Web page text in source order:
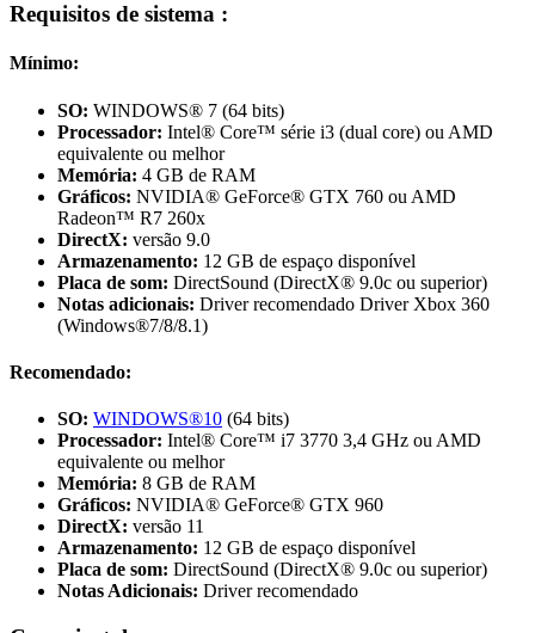
Requisitos de sistema :
Mínimo:
SO: WINDOWS® 7 (64 bits)
Processador: Intel® Core™ série i3 (dual core) ou AMD
equivalente ou melhor
Memória: 4 GB de RAM
Gráficos: NVIDIA® GeForce® GTX 760 ou AMD
Radeon™ R7 260x
DirectX: versão 9.0
Armazenamento: 12 GB de espaço disponível
Placa de som: DirectSound (DirectX® 9.0c ou superior)
Notas adicionais: Driver recomendado Driver Xbox 360
(Windows®7/8/8.1)
Recomendado:
SO: WINDOWS®10 (64 bits)
Processador: Intel® Core™ i7 3770 3,4 GHz ou AMD
equivalente ou melhor
Memória: 8 GB de RAM
Gráficos: NVIDIA® GeForce® GTX 960
DirectX: versão 11
Armazenamento: 12 GB de espaço disponível
Placa de som: DirectSound (DirectX® 9.0c ou superior)
Notas Adicionais: Driver recomendado